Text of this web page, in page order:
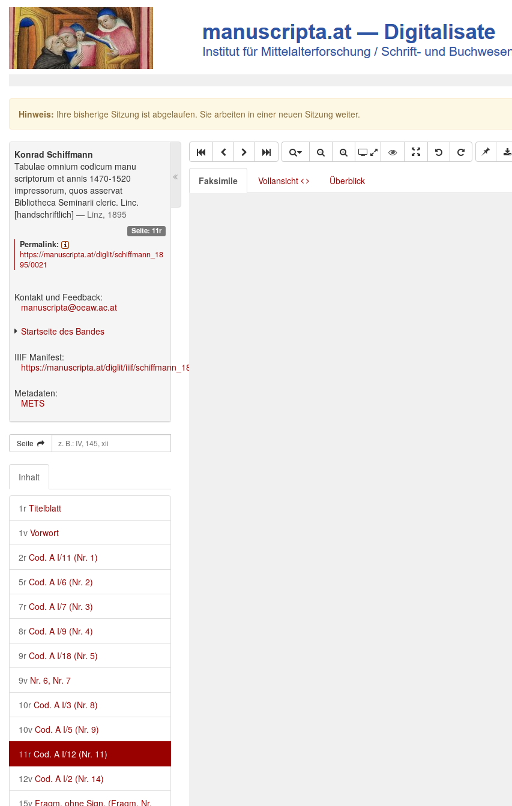
Hinweis: Ihre bisherige Sitzung ist abgelaufen. Sie arbeiten in einer neuen Sitzung weiter.
Konrad Schiffmann
Tabulae omnium codicum manu
scriptorum et annis 1470-1520
impressorum, quos asservat
Bibliotheca Seminarii cleric. Linc.
[handschriftlich] — Linz, 1895
Seite: 11r
Permalink:
https://manuscripta.at/diglit/schiffmann_18
95/0021
Kontakt und Feedback:
manuscripta@oeaw.ac.at
Startseite des Bandes
IIIF Manifest:
https://manuscripta.at/diglit/iiif/schiffmann_1895/manifest.json
Metadaten:
METS
Seite
Inhalt
1r Titelblatt
1v Vorwort
2r Cod. A I/11 (Nr. 1)
5r Cod. A I/6 (Nr. 2)
7r Cod. A I/7 (Nr. 3)
8r Cod. A I/9 (Nr. 4)
9r Cod. A I/18 (Nr. 5)
9v Nr. 6, Nr. 7
10r Cod. A I/3 (Nr. 8)
10v Cod. A I/5 (Nr. 9)
11r Cod. A I/12 (Nr. 11)
12v Cod. A I/2 (Nr. 14)
15v Fragm. ohne Sign. (Fragm. Nr.
Faksimile Vollansicht Überblick